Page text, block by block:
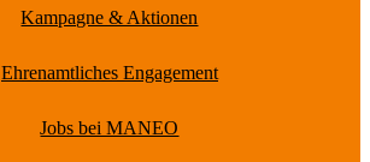
Kampagne & Aktionen
Ehrenamtliches Engagement
Jobs bei MANEO